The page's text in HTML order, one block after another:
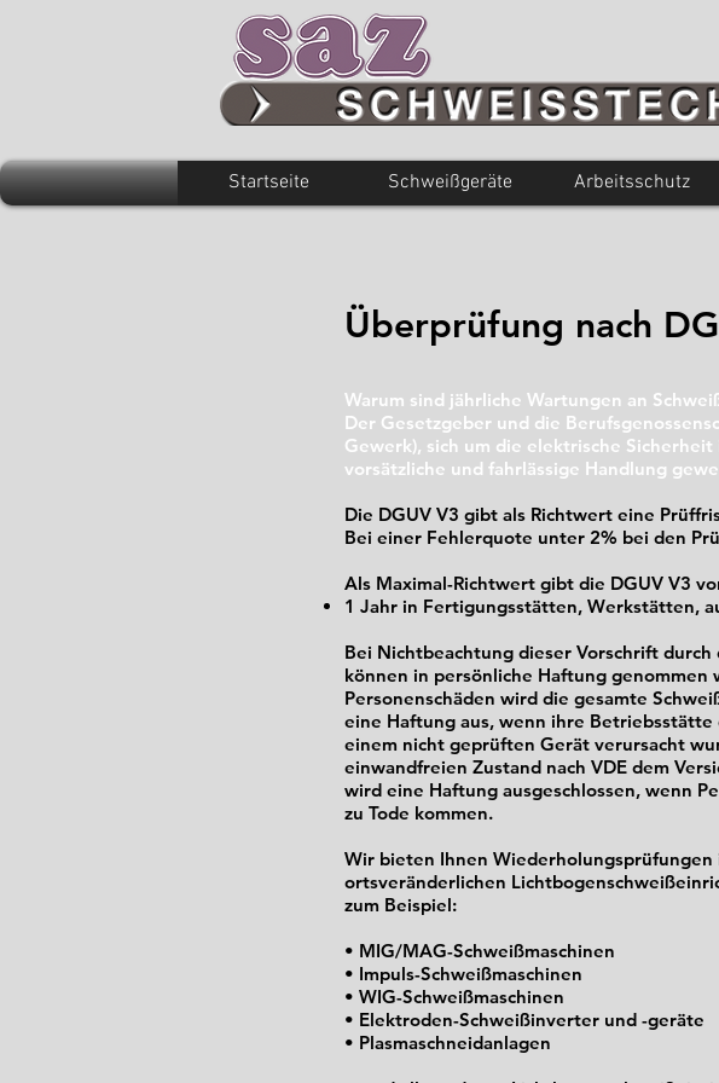
Startseite Schweißgeräte Arbeitsschutz
Überprüfung nach
Warum sind jährliche Wartungen an
Der Gesetzgeber und die
Gewerk), sich um die elektrische
vorsätzliche und fahrlässige Handlung
Die DGUV V3 gibt als Richtwert eine
Bei einer Fehlerquote unter 2% bei den
Als Maximal-Richtwert gibt die DGUV V3
1 Jahr in Fertigungsstätten, Werkstätten,
Bei Nichtbeachtung dieser Vorschrift
können in persönliche Haftung
Personenschäden wird die gesamte
eine Haftung aus, wenn ihre
einem nicht geprüften Gerät verursacht
einwandfreien Zustand nach VDE dem
wird eine Haftung ausgeschlossen, wenn
zu Tode kommen.
Wir bieten Ihnen Wiederholungsprüfungen
ortsveränderlichen
zum Beispiel:
• MIG/MAG-Schweißmaschinen
• Impuls-Schweißmaschinen
• WIG-Schweißmaschinen
• Elektroden-Schweißinverter und -geräte
• Plasmaschneidanlagen